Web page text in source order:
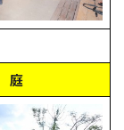
庭